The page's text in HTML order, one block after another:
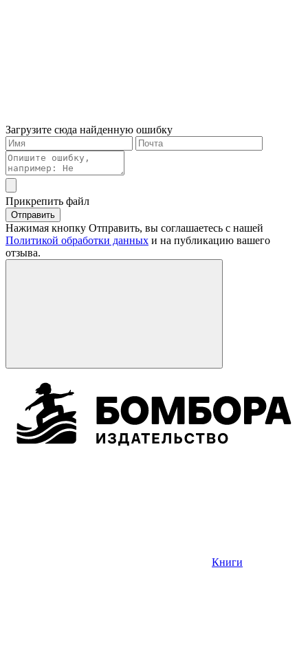
Загрузите сюда найденную ошибку
Прикрепить файл
Отправить
Нажимая кнопку Отправить, вы соглашаетесь с нашей
Политикой обработки данных и на публикацию вашего
отзыва.
Книги